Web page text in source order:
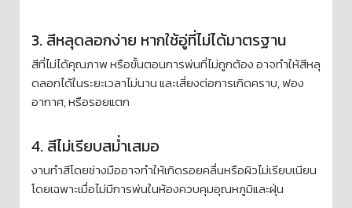
3. สีหลุดลอกง่าย หากใช้อู่ที่ไม่ได้มาตรฐาน
สีที่ไม่ได้คุณภาพ หรือขั้นตอนการพ่นที่ไม่ถูกต้อง อาจทำให้สีหลุ
ดลอกได้ในระยะเวลาไม่นาน และเสี่ยงต่อการเกิดคราบ, ฟอง
อากาศ, หรือรอยแตก
4. สีไม่เรียบสม่ำเสมอ
งานทำสีโดยช่างมืออาจทำให้เกิดรอยคลื่นหรือผิวไม่เรียบเนียน
โดยเฉพาะเมื่อไม่มีการพ่นในห้องควบคุมอุณหภูมิและฝุ่น